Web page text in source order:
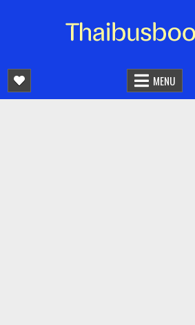
จองตั๋วรถออนไลน์ 24 ชั่วโมง
MENU